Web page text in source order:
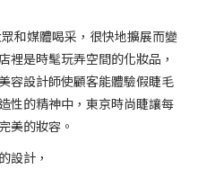
和媒體喝采，很快地擴展而變
裡是時髦玩弄空間的化妝品，
容設計師使顧客能體驗假睫毛
性的精神中，東京時尚睫讓每
美的妝容。
設計，